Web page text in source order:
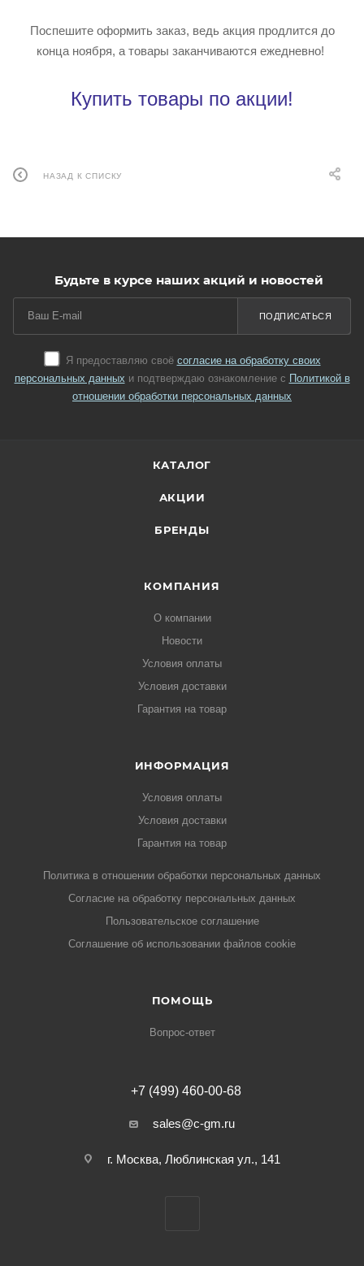
Поспешите оформить заказ, ведь акция продлится до
конца ноября, а товары заканчиваются ежедневно!
Купить товары по акции!
НАЗАД К СПИСКУ
Будьте в курсе наших акций и новостей
Я предоставляю своё согласие на обработку своих
персональных данных и подтверждаю ознакомление с Политикой в
отношении обработки персональных данных
ПОДПИСАТЬСЯ
КАТАЛОГ
АКЦИИ
БРЕНДЫ
КОМПАНИЯ
О компании
Новости
Условия оплаты
Условия доставки
Гарантия на товар
ИНФОРМАЦИЯ
Условия оплаты
Условия доставки
Гарантия на товар
Политика в отношении обработки персональных данных
Cогласие на обработку персональных данных
Пользовательское соглашение
Cоглашение об использовании файлов cookie
ПОМОЩЬ
Вопрос-ответ
+7 (499) 460-00-68
sales@c-gm.ru
г. Москва, Люблинская ул., 141